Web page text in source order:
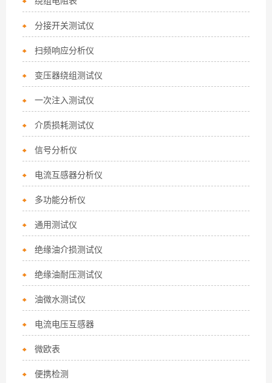
分接开关测试仪
扫频响应分析仪
变压器绕组测试仪
一次注入测试仪
介质损耗测试仪
信号分析仪
电流互感器分析仪
多功能分析仪
通用测试仪
绝缘油介损测试仪
绝缘油耐压测试仪
油微水测试仪
电流电压互感器
微欧表
便携检测